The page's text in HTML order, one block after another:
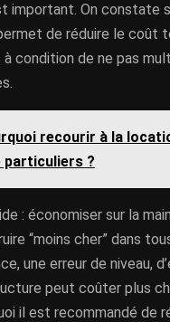
important. On constate
de réduire le coût
à condition de ne pas
recourir à la
particuliers ?
: économiser sur la
“moins cher” dans
une erreur de niveau,
peut coûter plus
il est recommandé de